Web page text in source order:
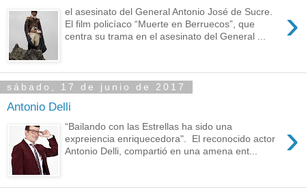
›
el asesinato del General Antonio José de Sucre.
El film policíaco “Muerte en Berruecos”, que
centra su trama en el asesinato del General ...
sábado, 17 de junio de 2017
Antonio Delli
›
“Bailando con las Estrellas ha sido una
expreiencia enriquecedora". El reconocido actor
Antonio Delli, compartió en una amena ent...